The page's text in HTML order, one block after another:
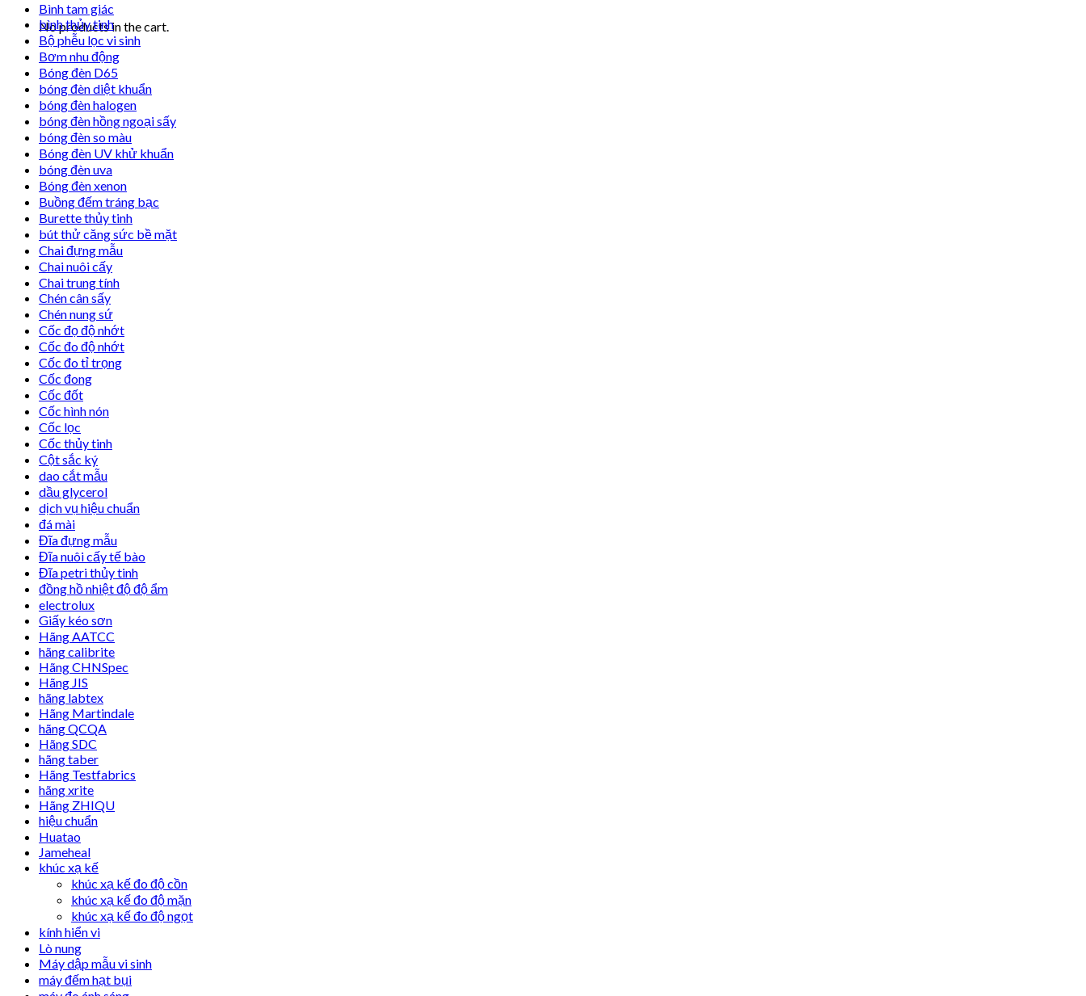
No products in the cart.
Bình tam giác
bình thủy tinh
Bộ phễu lọc vi sinh
Bơm nhu động
Bóng đèn D65
bóng đèn diệt khuẩn
bóng đèn halogen
bóng đèn hồng ngoại sấy
bóng đèn so màu
Bóng đèn UV khử khuẩn
bóng đèn uva
Bóng đèn xenon
Buồng đếm tráng bạc
Burette thủy tinh
bút thử căng sức bề mặt
Chai đựng mẫu
Chai nuôi cấy
Chai trung tính
Chén cân sấy
Chén nung sứ
Cốc đọ độ nhớt
Cốc đo độ nhớt
Cốc đo tỉ trọng
Cốc đong
Cốc đốt
Cốc hình nón
Cốc lọc
Cốc thủy tinh
Cột sắc ký
dao cắt mẫu
dầu glycerol
dịch vụ hiệu chuẩn
đá mài
Đĩa đựng mẫu
Đĩa nuôi cấy tế bào
Đĩa petri thủy tinh
đồng hồ nhiệt độ độ ẩm
electrolux
Giấy kéo sơn
Hãng AATCC
hãng calibrite
Hãng CHNSpec
Hãng JIS
hãng labtex
Hãng Martindale
hãng QCQA
Hãng SDC
hãng taber
Hãng Testfabrics
hãng xrite
Hãng ZHIQU
hiệu chuẩn
Huatao
Jameheal
khúc xạ kế
khúc xạ kế đo độ cồn
khúc xạ kế đo độ mặn
khúc xạ kế đo độ ngọt
kính hiển vi
Lò nung
Máy dập mẫu vi sinh
máy đếm hạt bụi